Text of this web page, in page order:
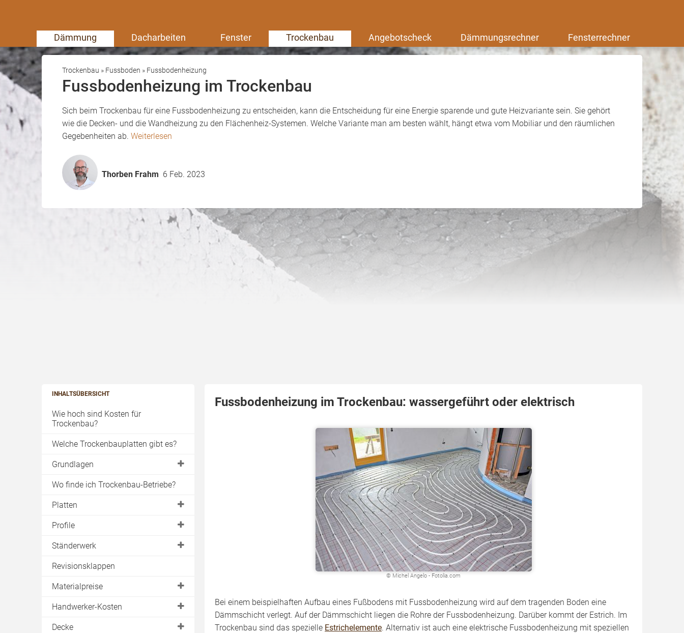
Dämmung Dacharbeiten Fenster Trockenbau Angebotscheck Dämmungsrechner Fensterrechner
Trockenbau » Fussboden » Fussbodenheizung
Fussbodenheizung im Trockenbau
Sich beim Trockenbau für eine Fussbodenheizung zu entscheiden, kann die Entscheidung für eine Energie sparende und gute Heizvariante sein. Sie gehört
wie die Decken- und die Wandheizung zu den Flächenheiz-Systemen. Welche Variante man am besten wählt, hängt etwa vom Mobiliar und den räumlichen
Gegebenheiten ab. Weiterlesen
Thorben Frahm 6 Feb. 2023
INHALTSÜBERSICHT
Wie hoch sind Kosten für
Trockenbau?
Welche Trockenbauplatten gibt es?
Grundlagen
DIN-Normen
Wo finde ich Trockenbau-Betriebe?
Platten
Rigipsplatten
Gipskartonplatten
Verbundplatten
Akustikplatten
Schallschutzplatten
Brandschutzplatten
Profile
C
CD
UA
UD
Ständerwerk
Holzständerwerk
Revisionsklappen
Materialpreise
Gipskartonplatten
Trockenbauplatten
Handwerker-Kosten
Trockenbauwand
Decke
Fussbodenheizung im Trockenbau: wassergeführt oder elektrisch
© Michel Angelo - Fotolia.com
Bei einem beispielhaften Aufbau eines Fußbodens mit Fussbodenheizung wird auf dem tragenden Boden eine
Dämmschicht verlegt. Auf der Dämmschicht liegen die Rohre der Fussbodenheizung. Darüber kommt der Estrich. Im
Trockenbau sind das spezielle Estrichelemente. Alternativ ist auch eine elektrische Fussbodenheizung mit speziellen